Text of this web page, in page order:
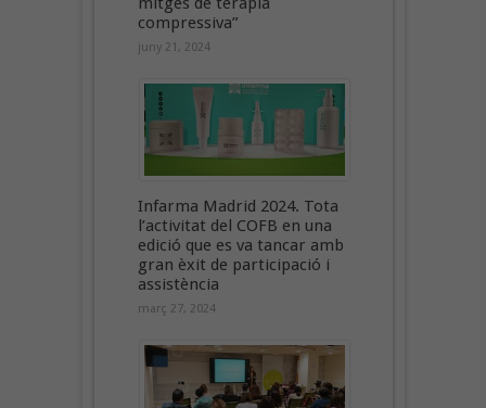
compressiva”
juny 21, 2024
Infarma Madrid 2024. Tota
l’activitat del COFB en una
edició que es va tancar amb
gran èxit de participació i
assistència
març 27, 2024